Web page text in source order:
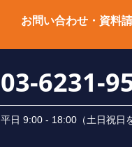
お問い合わせ・資料
03-6231-
平⽇ 9:00 - 18:00（⼟⽇祝⽇